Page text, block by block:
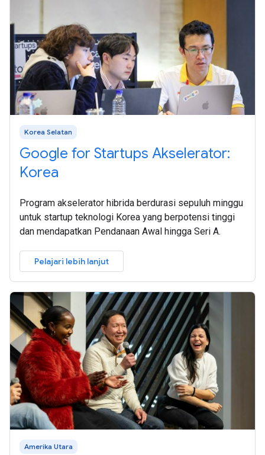
Korea Selatan
Google for Startups Akselerator:
Korea
Program akselerator hibrida berdurasi sepuluh minggu
untuk startup teknologi Korea yang berpotensi tinggi
dan mendapatkan Pendanaan Awal hingga Seri A.
Pelajari lebih lanjut
Amerika Utara